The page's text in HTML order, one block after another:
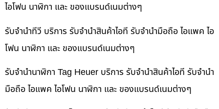
ไอโฟน นาฬิกา และ ของแบรนด์เนมต่างๆ
รับจำนำทีวี บริการ รับจำนำสินค้าไอที รับจำนำมือถือ ไอแพค ไอ
โฟน นาฬิกา และ ของแบรนด์เนมต่างๆ
รับจำนำนาฬิกา Tag Heuer บริการ รับจำนำสินค้าไอที รับจำนำ
มือถือ ไอแพค ไอโฟน นาฬิกา และ ของแบรนด์เนมต่างๆ